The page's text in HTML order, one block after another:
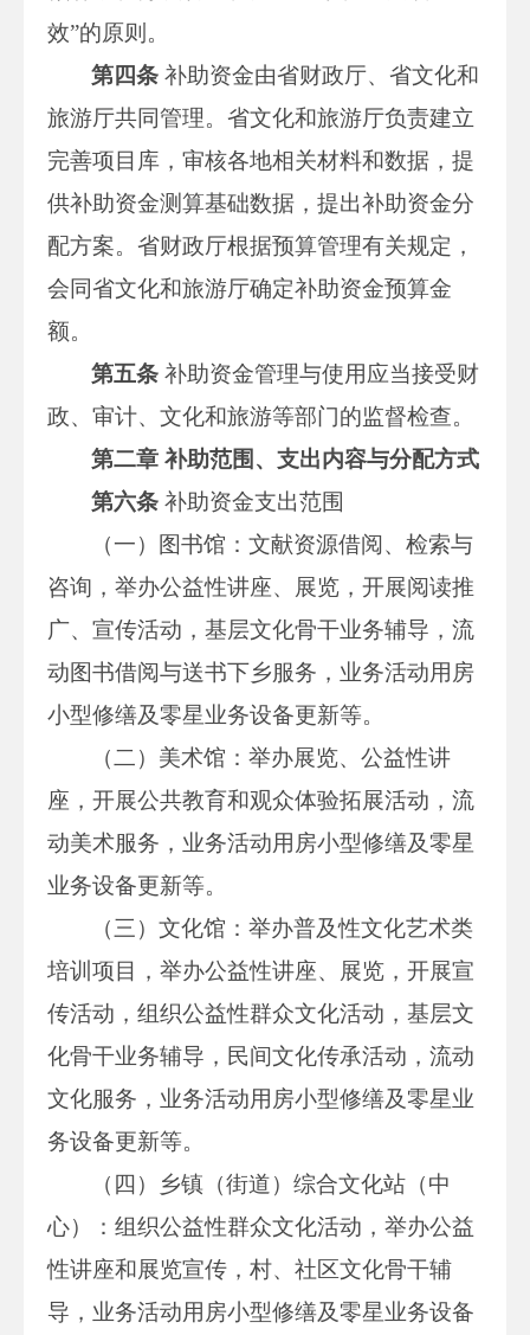
效”的原则。
第四条 补助资金由省财政厅、省文化和
旅游厅共同管理。省文化和旅游厅负责建立
完善项目库，审核各地相关材料和数据，提
供补助资金测算基础数据，提出补助资金分
配方案。省财政厅根据预算管理有关规定，
会同省文化和旅游厅确定补助资金预算金
额。
第五条 补助资金管理与使用应当接受财
政、审计、文化和旅游等部门的监督检查。
第二章 补助范围、支出内容与分配方式
第六条 补助资金支出范围
（一）图书馆：文献资源借阅、检索与
咨询，举办公益性讲座、展览，开展阅读推
广、宣传活动，基层文化骨干业务辅导，流
动图书借阅与送书下乡服务，业务活动用房
小型修缮及零星业务设备更新等。
（二）美术馆：举办展览、公益性讲
座，开展公共教育和观众体验拓展活动，流
动美术服务，业务活动用房小型修缮及零星
业务设备更新等。
（三）文化馆：举办普及性文化艺术类
培训项目，举办公益性讲座、展览，开展宣
传活动，组织公益性群众文化活动，基层文
化骨干业务辅导，民间文化传承活动，流动
文化服务，业务活动用房小型修缮及零星业
务设备更新等。
（四）乡镇（街道）综合文化站（中
心）：组织公益性群众文化活动，举办公益
性讲座和展览宣传，村、社区文化骨干辅
导，业务活动用房小型修缮及零星业务设备